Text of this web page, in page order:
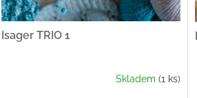
Isager TRIO 1
Skladem (1 ks)